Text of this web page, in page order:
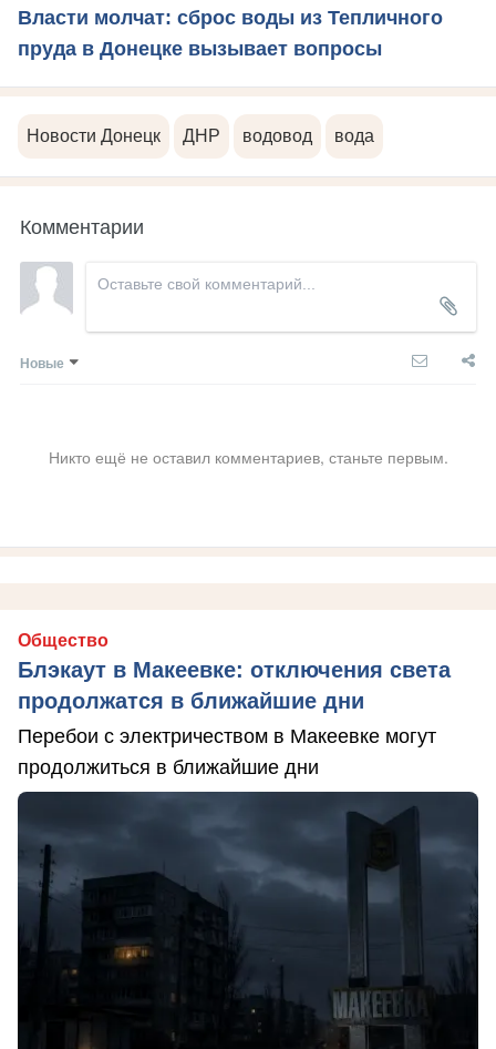
Власти молчат: сброс воды из Тепличного
пруда в Донецке вызывает вопросы
Новости Донецк ДНР водовод вода
Комментарии
Новые
Никто ещё не оставил комментариев, станьте первым.
Общество
Блэкаут в Макеевке: отключения света
продолжатся в ближайшие дни
Перебои с электричеством в Макеевке могут
продолжиться в ближайшие дни